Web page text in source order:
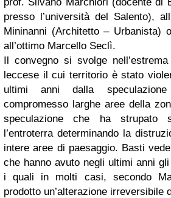
presso l’università del Salento),
Mininanni (Architetto – Urbanista)
all’ottimo Marcello Seclì.
Il convegno si svolge
leccese il cui territorio è stato
ultimi anni dalla
compromesso larghe aree della
speculazione che ha strupato
l’entroterra determinando la
intere aree di paesaggio. Basti
che hanno avuto negli ultimi anni
i quali in molti casi, secondo
prodotto un’alterazione irreversibile